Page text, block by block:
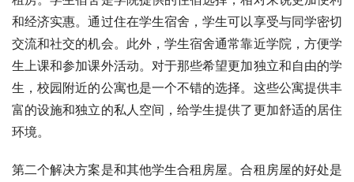
和经济实惠。通过住在学生宿舍，学生可以享受与同学密切
交流和社交的机会。此外，学生宿舍通常靠近学院，方便学
生上课和参加课外活动。对于那些希望更加独立和自由的学
生，校园附近的公寓也是一个不错的选择。这些公寓提供丰
富的设施和独立的私人空间，给学生提供了更加舒适的居住
环境。
第二个解决方案是和其他学生合租房屋。合租房屋的好处是